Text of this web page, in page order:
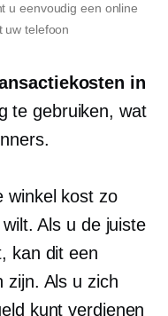
u eenvoudig een online
uw telefoon
in
te gebruiken, wat
winkel kost zo
Als u de juiste
kan dit een
zijn. Als u zich
kunt verdienen